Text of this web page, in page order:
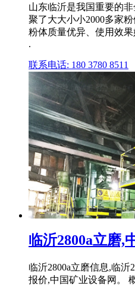
山东临沂是我国重要的
聚了大大小小2000多家
粉体质量优异、使用效
.
联系电话: 180 3780 8511
临沂2800a立磨,
临沂2800a立磨信息,临沂
报价,中国矿业设备网。